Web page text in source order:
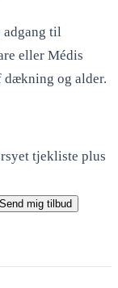
til
eller Médis
dækning og alder.
tjekliste plus
Send mig tilbud